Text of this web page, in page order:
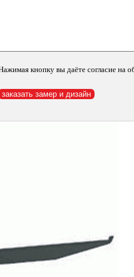
кнопку вы даёте согласие на
L хром550₽